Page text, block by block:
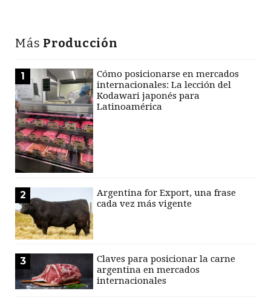
Más Producción
1
Cómo posicionarse en mercados
internacionales: La lección del
Kodawari japonés para
Latinoamérica
2
Argentina for Export, una frase
cada vez más vigente
3
Claves para posicionar la carne
argentina en mercados
internacionales